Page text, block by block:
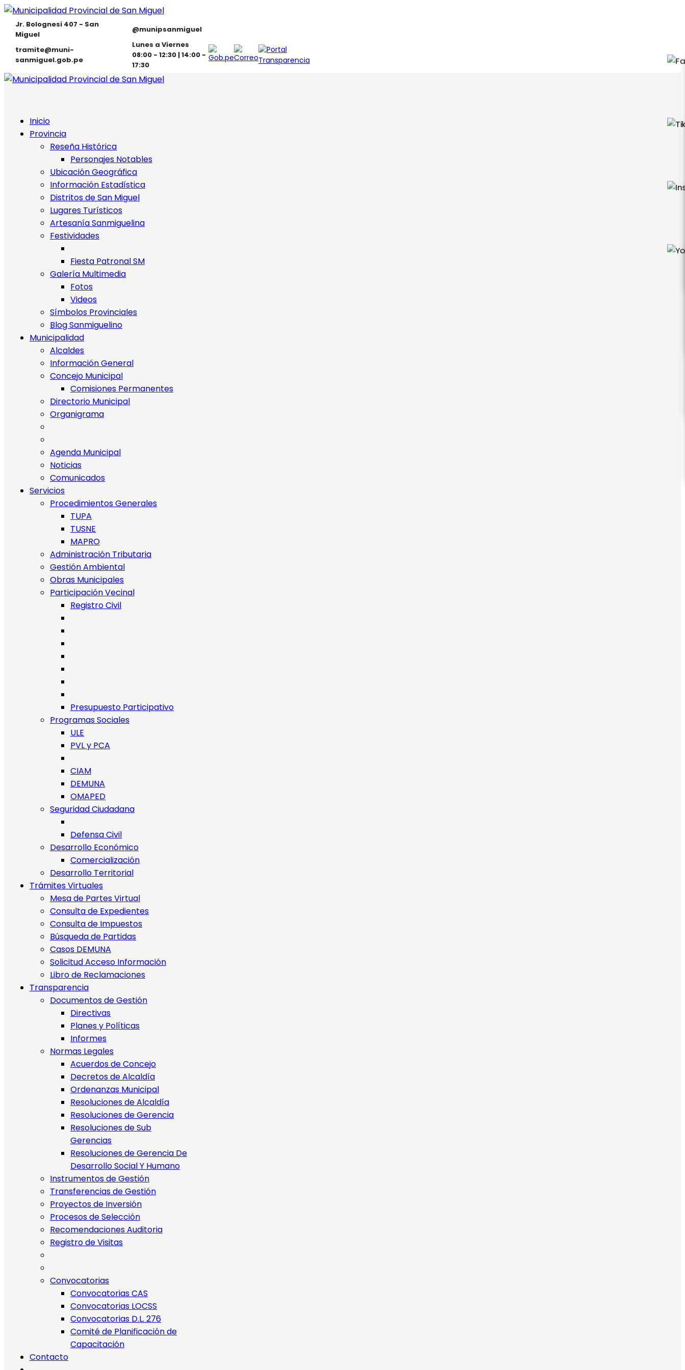
Jr. Bolognesi 407 - San
Miguel
@munipsanmiguel
tramite@muni-
sanmiguel.gob.pe
Lunes a Viernes
08:00 - 12:30 | 14:00 -
17:30
Inicio
Provincia
Reseña Histórica
Personajes Notables
Ubicación Geográfica
Información Estadística
Distritos de San Miguel
Lugares Turísticos
Artesanía Sanmiguelina
Festividades
Fiesta Patronal SM
Galería Multimedia
Fotos
Videos
Símbolos Provinciales
Blog Sanmiguelino
Municipalidad
Alcaldes
Información General
Concejo Municipal
Comisiones Permanentes
Directorio Municipal
Organigrama
Agenda Municipal
Noticias
Comunicados
Servicios
Procedimientos Generales
TUPA
TUSNE
MAPRO
Administración Tributaria
Gestión Ambiental
Obras Municipales
Participación Vecinal
Registro Civil
Presupuesto Participativo
Programas Sociales
ULE
PVL y PCA
CIAM
DEMUNA
OMAPED
Seguridad Ciudadana
Defensa Civil
Desarrollo Económico
Comercialización
Desarrollo Territorial
Trámites Virtuales
Mesa de Partes Virtual
Consulta de Expedientes
Consulta de Impuestos
Búsqueda de Partidas
Casos DEMUNA
Solicitud Acceso Información
Libro de Reclamaciones
Transparencia
Documentos de Gestión
Directivas
Planes y Políticas
Informes
Normas Legales
Acuerdos de Concejo
Decretos de Alcaldía
Ordenanzas Municipal
Resoluciones de Alcaldía
Resoluciones de Gerencia
Resoluciones de Sub
Gerencias
Resoluciones de Gerencia De
Desarrollo Social Y Humano
Instrumentos de Gestión
Transferencias de Gestión
Proyectos de Inversión
Procesos de Selección
Recomendaciones Auditoria
Registro de Visitas
Convocatorias
Convocatorias CAS
Convocatorias LOCSS
Convocatorias D.L. 276
Comité de Planificación de
Capacitación
Contacto